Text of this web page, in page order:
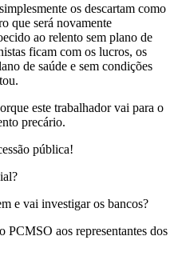
os descartam como
que será novamente
ao relento sem plano de
ficam com os lucros, os
de saúde e sem condições
este trabalhador vai para o
precário.
pública!
e vai investigar os bancos?
PCMSO aos representantes dos